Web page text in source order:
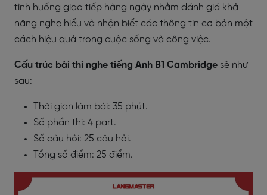
tình huống giao tiếp hàng ngày nhằm đánh giá khả
năng nghe hiểu và nhận biết các thông tin cơ bản một
cách hiệu quả trong cuộc sống và công việc.
Cấu trúc bài thi nghe tiếng Anh B1 Cambridge sẽ như
sau:
Thời gian làm bài: 35 phút.
Số phần thi: 4 part.
Số câu hỏi: 25 câu hỏi.
Tổng số điểm: 25 điểm.